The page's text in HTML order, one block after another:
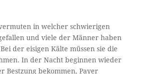
in welcher schwierigen
und viele der Männer haben
der eisigen Kälte müssen sie die
In der Nacht beginnen wieder
Bestzung bekommen, Payer